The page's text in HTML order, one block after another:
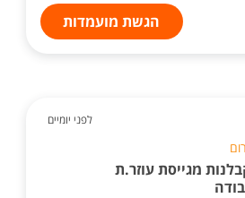
הגשת מועמדות
לפני יומיים
מגייסת עוזר.ת